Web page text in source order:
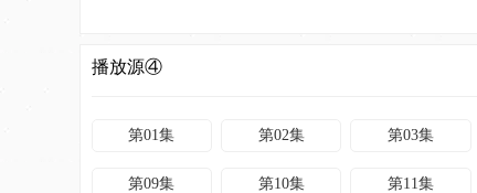
播放源④
第01集 第02集 第03集
第09集 第10集 第11集